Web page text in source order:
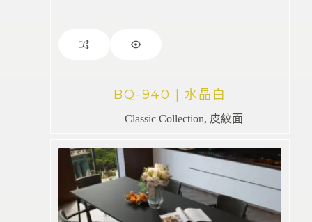
BQ-940 | 水晶白
Classic Collection, 皮紋面